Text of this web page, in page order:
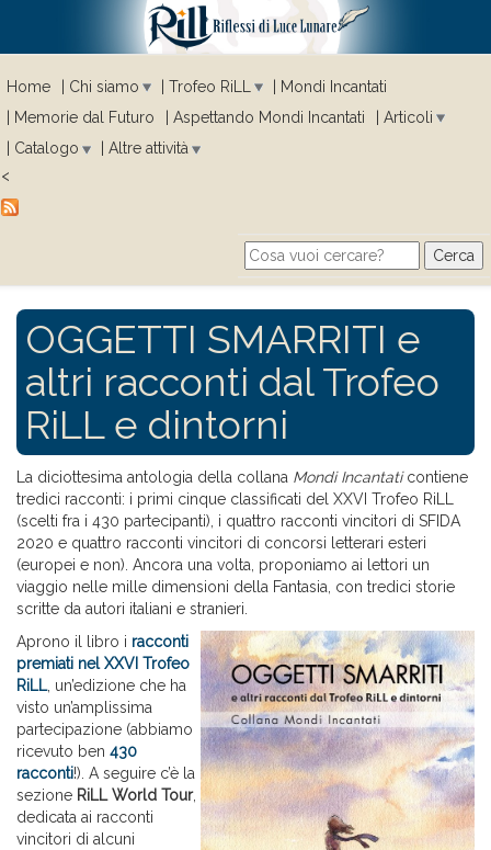
Home Chi siamo Trofeo RiLL
Mondi Incantati
Memorie dal Futuro
Aspettando Mondi Incantati
Articoli
Catalogo
Altre attività
<
Search form
Cerca
OGGETTI SMARRITI e
altri racconti dal Trofeo
RiLL e dintorni
La diciottesima antologia della collana Mondi Incantaticontiene
tredici racconti: i primi cinque classificati del XXVI Trofeo RiLL
(scelti fra i 430 partecipanti), i quattro racconti vincitori di SFIDA
2020 e quattro racconti vincitori di concorsi letterari esteri
(europei e non). Ancora una volta, proponiamo ai lettori un
viaggio nelle mille dimensioni della Fantasia, con tredici storie
scritte da autori italiani e stranieri.
Aprono il libro i racconti
premiati nel XXVI Trofeo
RiLL, un’edizione che ha
visto un’amplissima
partecipazione (abbiamo
ricevuto ben 430
racconti!). A seguire c’è la
sezione RiLL World Tour,
dedicata ai racconti
vincitori di alcuni